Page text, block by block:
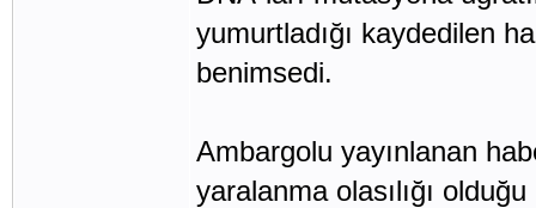
yumurtladığı kaydedilen
benimsedi.
Ambargolu yayınlanan
yaralanma olasılığı